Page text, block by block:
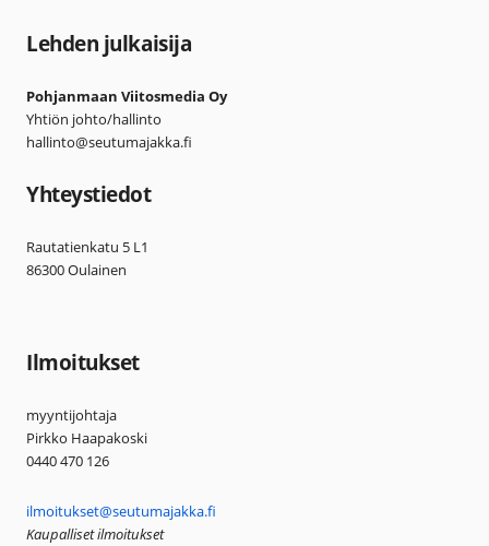
Lehden julkaisija
Pohjanmaan Viitosmedia Oy
Yhtiön johto/hallinto
hallinto@seutumajakka.fi
Yhteystiedot
Rautatienkatu 5 L1
86300 Oulainen
Ilmoitukset
myyntijohtaja
Pirkko Haapakoski
0440 470 126
ilmoitukset@seutumajakka.fi
Kaupalliset ilmoitukset